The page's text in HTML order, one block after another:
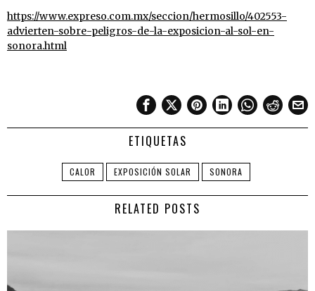
https://www.expreso.com.mx/seccion/hermosillo/402553-
advierten-sobre-peligros-de-la-exposicion-al-sol-en-
sonora.html
ETIQUETAS
CALOR EXPOSICIÓN SOLAR SONORA
RELATED POSTS